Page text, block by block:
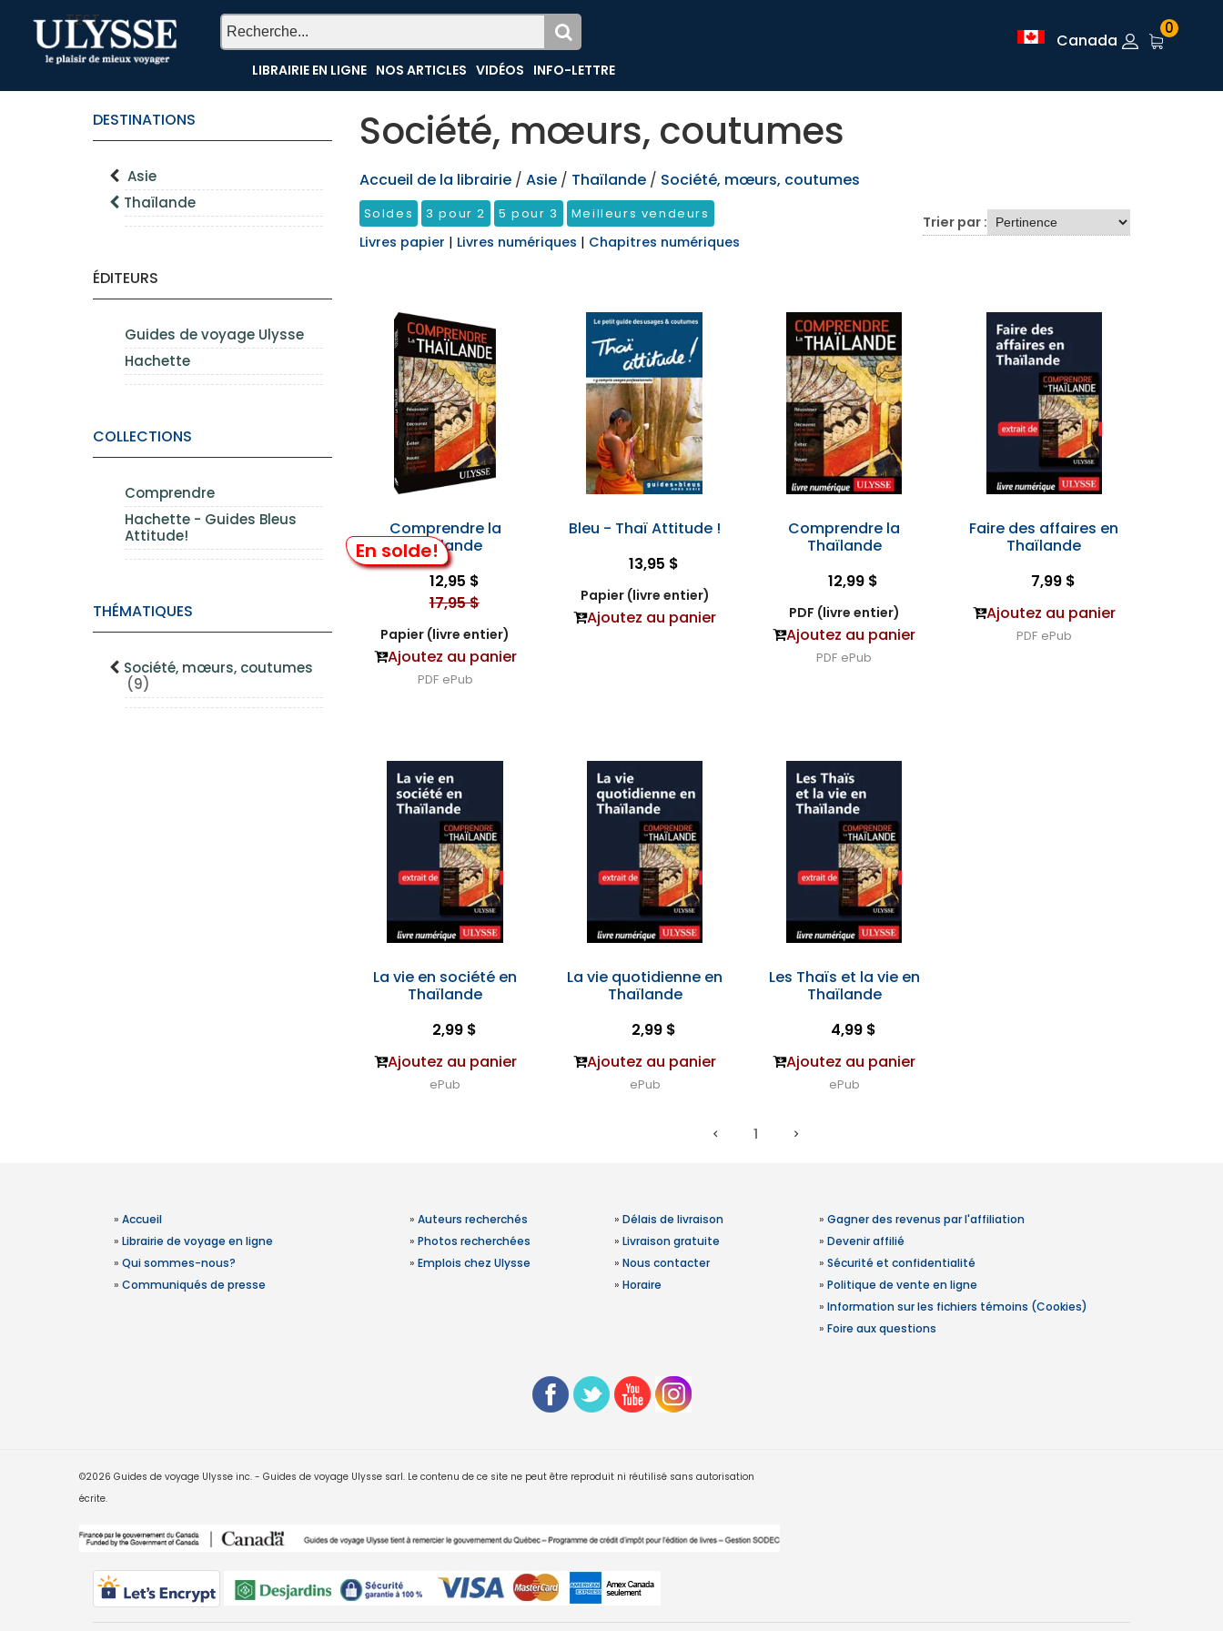
TEST
LIBRAIRIE EN LIGNE NOS ARTICLES VIDÉOS INFO-LETTRE
Canada
0
DESTINATIONS
Asie
Thaïlande
ÉDITEURS
Guides de voyage Ulysse
Hachette
COLLECTIONS
Comprendre
Hachette - Guides Bleus
Attitude!
THÉMATIQUES
Société, mœurs, coutumes
(9)
Société, mœurs, coutumes
Accueil de la librairie / Asie / Thaïlande / Société, mœurs, coutumes
Soldes 3 pour 2 5 pour 3 Meilleurs vendeurs
Livres papier | Livres numériques | Chapitres numériques
Trier par :
En solde!
Comprendre la
Thaïlande
12,95 $
17,95 $
Papier (livre entier)
Ajoutez au panier
PDF ePub
Bleu - Thaï Attitude !
13,95 $
Papier (livre entier)
Ajoutez au panier
Comprendre la
Thaïlande
12,99 $
PDF (livre entier)
Ajoutez au panier
PDF ePub
Faire des affaires en
Thaïlande
7,99 $
Ajoutez au panier
PDF ePub
La vie en société en
Thaïlande
2,99 $
Ajoutez au panier
ePub
La vie quotidienne en
Thaïlande
2,99 $
Ajoutez au panier
ePub
Les Thaïs et la vie en
Thaïlande
4,99 $
Ajoutez au panier
ePub
1
» Accueil
» Librairie de voyage en ligne
» Qui sommes-nous?
» Communiqués de presse
» Auteurs recherchés
» Photos recherchées
» Emplois chez Ulysse
» Délais de livraison
» Livraison gratuite
» Nous contacter
» Horaire
» Gagner des revenus par l'affiliation
» Devenir affilié
» Sécurité et confidentialité
» Politique de vente en ligne
» Information sur les fichiers témoins (Cookies)
» Foire aux questions
©2026 Guides de voyage Ulysse inc. - Guides de voyage Ulysse sarl. Le contenu de ce site ne peut être reproduit ni réutilisé sans autorisation
écrite.